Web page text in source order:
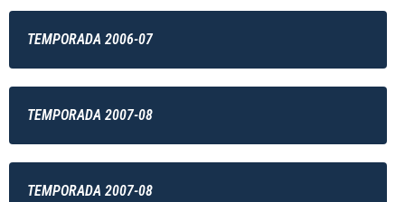
TEMPORADA 2006-07
TEMPORADA 2007-08
TEMPORADA 2007-08